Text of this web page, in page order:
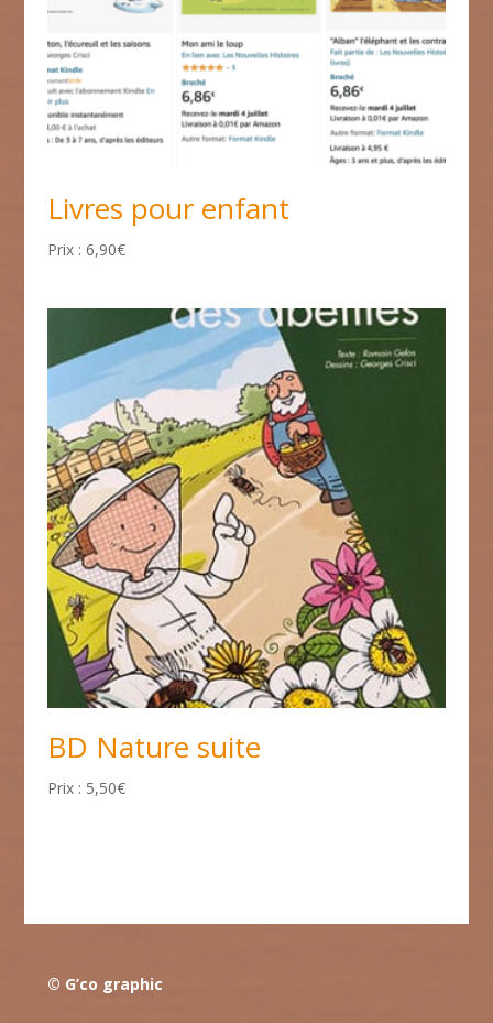
Livres pour enfant
6,90€
BD Nature suite
5,50€
© G’co graphic